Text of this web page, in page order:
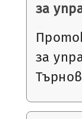
за
за